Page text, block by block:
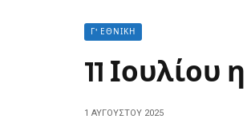
Γ' ΕΘΝΙΚΉ
11 Ιουλίου
1 ΑΥΓΟΎΣΤΟΥ 2025